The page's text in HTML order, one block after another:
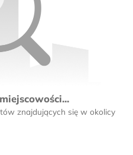
znajdujących się w okolicy